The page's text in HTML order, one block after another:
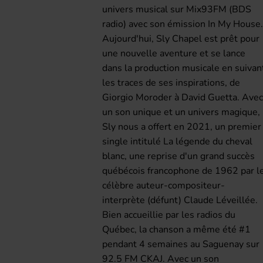
univers musical sur Mix93FM (BDS
radio) avec son émission In My House.
Aujourd'hui, Sly Chapel est prêt pour
une nouvelle aventure et se lance
dans la production musicale en
les traces de ses inspirations, de
Giorgio Moroder à David Guetta. Avec
un son unique et un univers magique,
Sly nous a offert en 2021, un premier
single intitulé La légende du cheval
blanc, une reprise d'un grand succès
québécois francophone de 1962 par
célèbre auteur-compositeur-
interprète (défunt) Claude Léveillée.
Bien accueillie par les radios du
Québec, la chanson a même été #1
pendant 4 semaines au Saguenay sur
92.5 FM CKAJ. Avec un son